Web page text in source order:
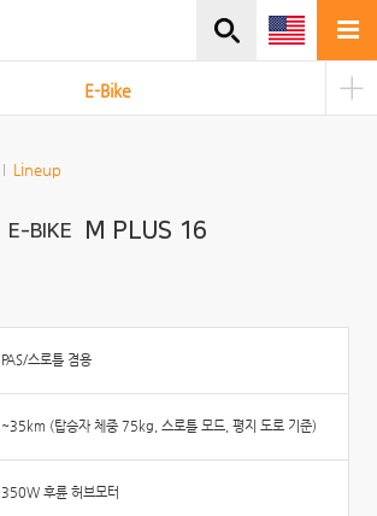
E-Bike
Lineup
E-BIKE M PLUS 16
PAS/스로틀 겸용
~35km (탑승자 체중 75kg, 스로틀 모드, 평지 도로 기준)
350W 후륜 허브모터